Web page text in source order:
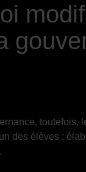
toutefois,
des élèves :